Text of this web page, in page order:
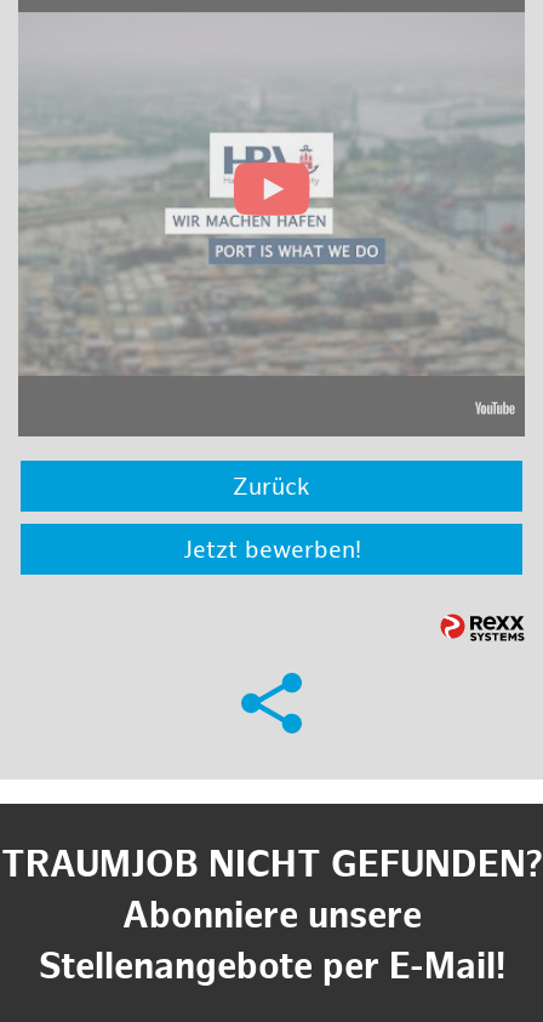
Zurück
Jetzt bewerben!
TRAUMJOB NICHT GEFUNDEN?
Abonniere unsere
Stellenangebote per E-Mail!